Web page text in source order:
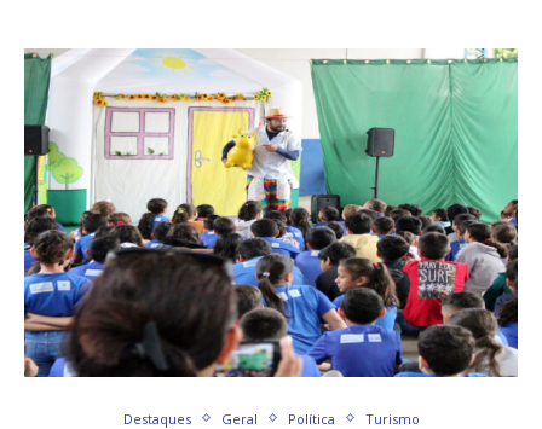
Destaques Geral Política Turismo